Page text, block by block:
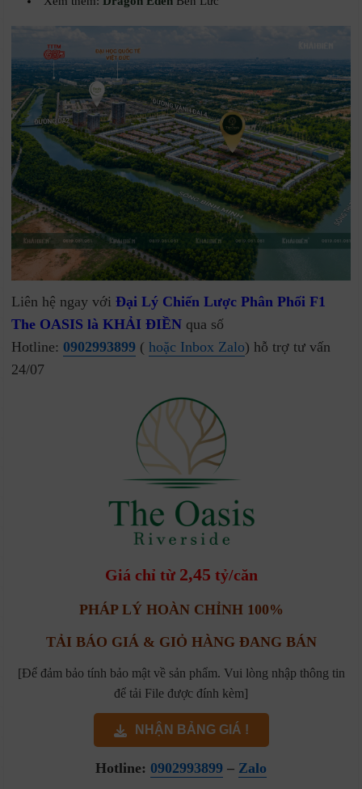
Liên hệ ngay với Đại Lý Chiến Lược Phân Phối F1
The OASIS là KHẢI ĐIỀN qua số
Hotline: 0902993899 (hoặc Inbox Zalo) hỗ trợ tư vấn
24/07
Giá chỉ từ 2,45 tỷ/căn
PHÁP LÝ HOÀN CHỈNH 100%
TẢI BÁO GIÁ & GIỎ HÀNG ĐANG BÁN
[Để đảm bảo tính bảo mật về sản phẩm. Vui lòng nhập thông tin
để tải File được đính kèm]
NHẬN BẢNG GIÁ !
Hotline: 0902993899 – Zalo